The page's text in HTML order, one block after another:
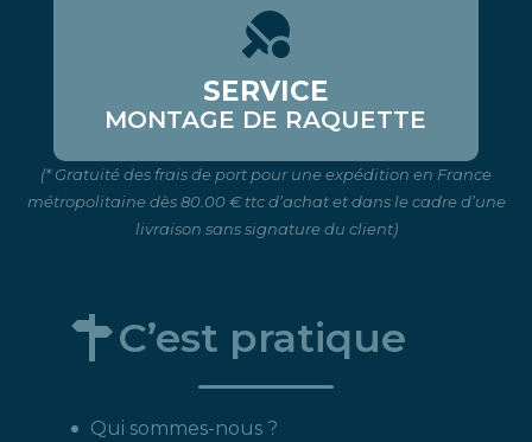
SERVICE
MONTAGE DE RAQUETTE
(* Gratuité des frais de port pour une expédition en France
métropolitaine dès 80.00 € ttc d’achat et dans le cadre d’une
livraison sans signature du client)
C’est pratique
Qui sommes-nous ?